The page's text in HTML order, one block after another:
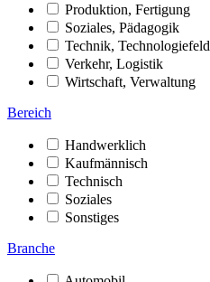
Produktion, Fertigung
Soziales, Pädagogik
Technik,
Verkehr, Logistik
Wirtschaft, Verwaltung
Bereich
Handwerklich
Kaufmännisch
Technisch
Soziales
Sonstiges
Branche